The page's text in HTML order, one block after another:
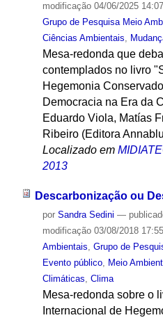
modificação04/06/2025 14:07
Grupo de Pesquisa Meio
Ciências Ambientais,
Mesa-redonda que
contemplados no livro
Hegemonia
Democracia na Era da
Eduardo Viola, Matías
Ribeiro (Editora
Localizado em
2013
Descarbonização ou
por Sandra Sedini —
modificação03/08/2018 17:55
Ambientais, Grupo de
Evento público, Meio
Climáticas, Clima
Mesa-redonda sobre o
Internacional de